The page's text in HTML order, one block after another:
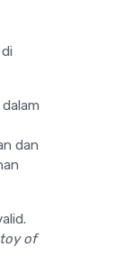
dan
of